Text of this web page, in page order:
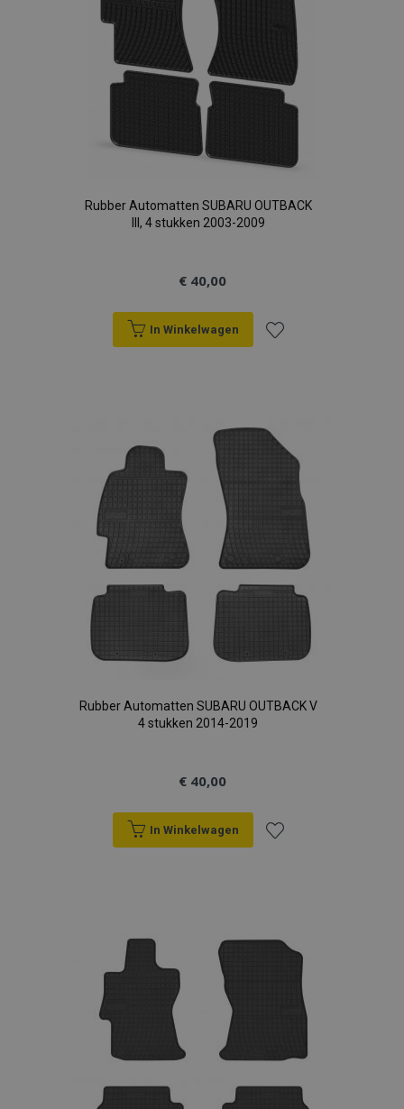
Rubber Automatten SUBARU OUTBACK
III, 4 stukken 2003-2009
€ 40,00
In Winkelwagen
aan
verlanglijst
Rubber Automatten SUBARU OUTBACK V
4 stukken 2014-2019
€ 40,00
In Winkelwagen
aan
verlanglijst